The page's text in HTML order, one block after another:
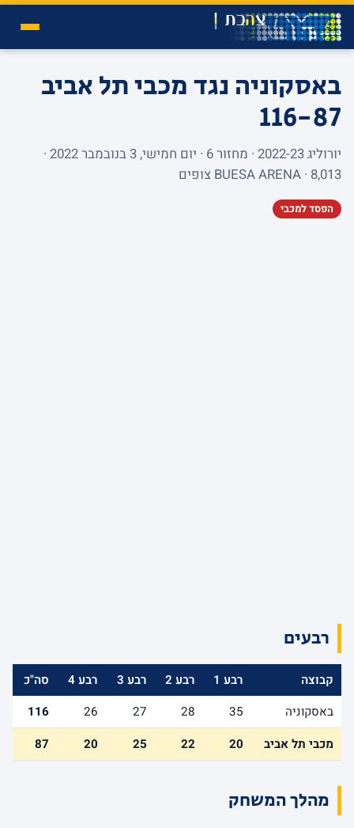
באסקוניה נגד מכבי תל אביב
116-87
יורוליג 2022-23 · מחזור 6 · יום חמישי, 3 בנובמבר 2022 ·
BUESA ARENA · 8,013 צופים
הפסד למכבי
רבעים
קבוצה רבע 1 רבע 2 רבע 3 רבע 4
סה"כ
באסקוניה
35
28
27
26
116
מכבי תל אביב
20
22
25
20
87
מהלך המשחק